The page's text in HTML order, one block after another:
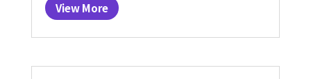
View More